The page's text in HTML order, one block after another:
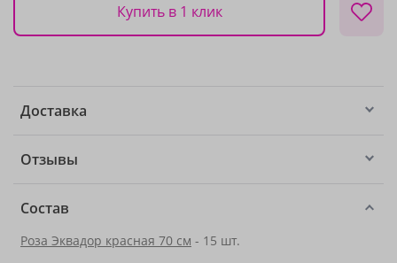
Купить в 1 клик
Доставка
Отзывы
Состав
Роза Эквадор красная 70 см - 15 шт.